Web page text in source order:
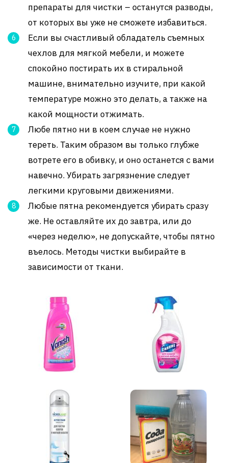
препараты для чистки – останутся разводы,
от которых вы уже не сможете избавиться.
Если вы счастливый обладатель съемных
чехлов для мягкой мебели, и можете
спокойно постирать их в стиральной
машине, внимательно изучите, при какой
температуре можно это делать, а также на
какой мощности отжимать.
Любе пятно ни в коем случае не нужно
тереть. Таким образом вы только глубже
вотрете его в обивку, и оно останется с вами
навечно. Убирать загрязнение следует
легкими круговыми движениями.
Любые пятна рекомендуется убирать сразу
же. Не оставляйте их до завтра, или до
«через неделю», не допускайте, чтобы пятно
въелось. Методы чистки выбирайте в
зависимости от ткани.